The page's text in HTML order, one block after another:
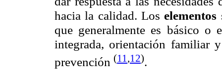
hacia la calidad. Loselementos
que generalmente es básico o
integrada, orientación familiar
prevención (11 ,12).